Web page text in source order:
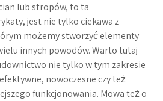
lub stropów, to ta
jest nie tylko ciekawa z
możemy stworzyć elementy
innych powodów. Warto tutaj
nie tylko w tym zakresie
nowoczesne czy też
funkcjonowania. Mowa też o